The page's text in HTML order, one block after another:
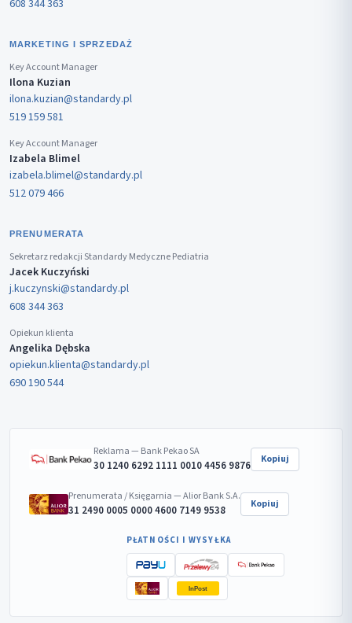
608 344 363
MARKETING I SPRZEDAŻ
Key Account Manager
Ilona Kuzian
ilona.kuzian@standardy.pl
519 159 581
Key Account Manager
Izabela Blimel
izabela.blimel@standardy.pl
512 079 466
PRENUMERATA
Sekretarz redakcji Standardy Medyczne Pediatria
Jacek Kuczyński
j.kuczynski@standardy.pl
608 344 363
Opiekun klienta
Angelika Dębska
opiekun.klienta@standardy.pl
690 190 544
Reklama — Bank Pekao SA
30 1240 6292 1111 0010 4456 9876 Kopiuj
Prenumerata / Księgarnia — Alior Bank S.A.
31 2490 0005 0000 4600 7149 9538 Kopiuj
PŁATNOŚCI I WYSYŁKA
InPost